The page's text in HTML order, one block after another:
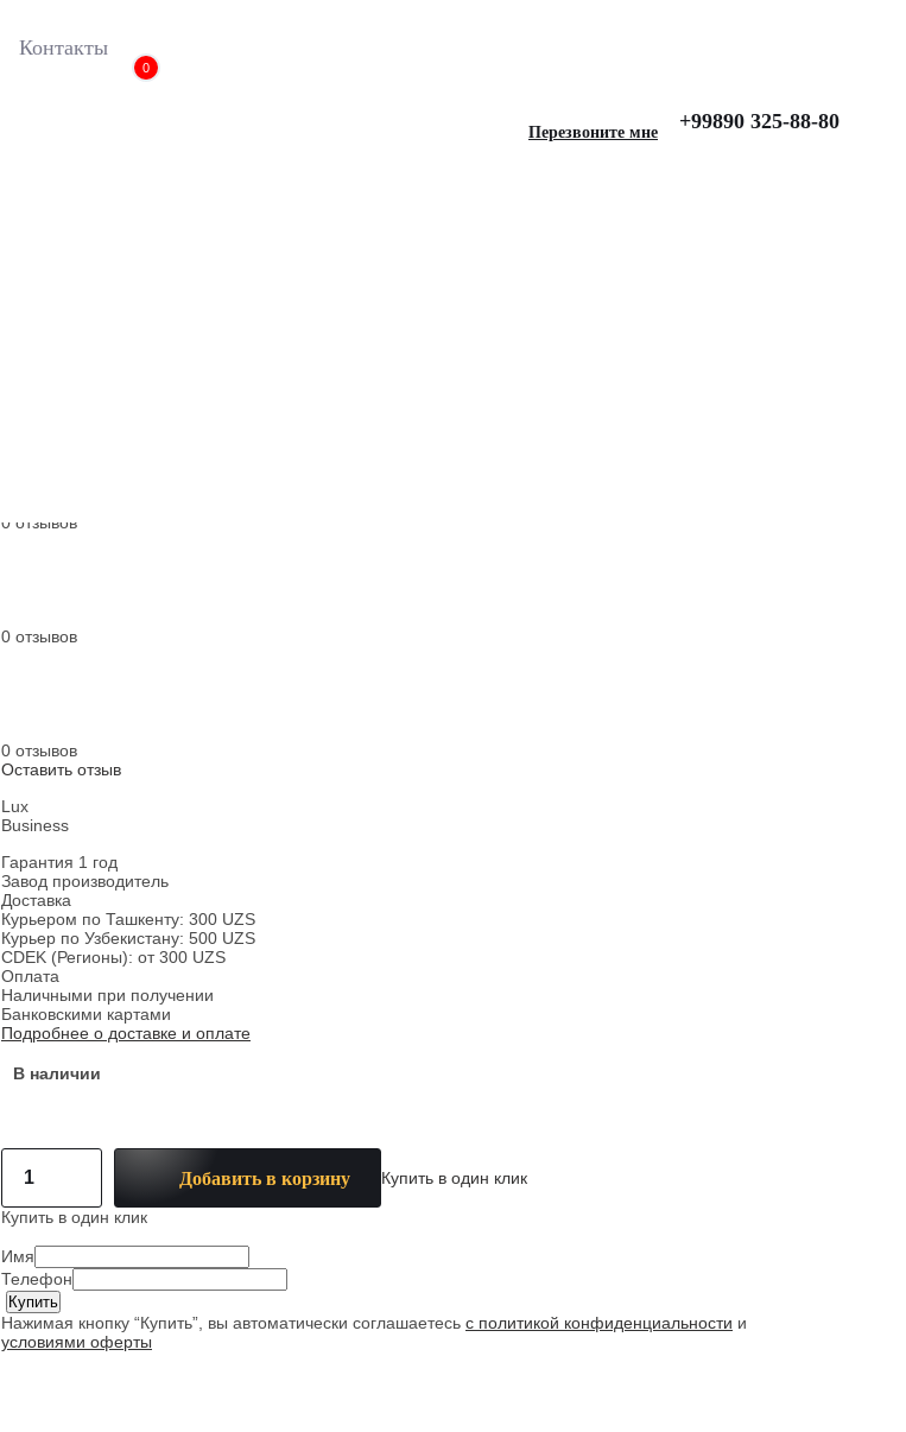
Контакты
0
+99890 325-88-80
Перезвоните мне
0 отзывов
0 отзывов
0 отзывов
Оставить отзыв
Lux
Business
Гарантия 1 год
Завод производитель
Доставка
Курьером по Ташкенту: 300 UZS
Курьер по Узбекистану: 500 UZS
CDEK (Регионы): от 300 UZS
Оплата
Наличными при получении
Банковскими картами
Подробнее о доставке и оплате
В наличии
Добавить в корзину Купить в один клик
Купить в один клик
Имя
Телефон
Нажимая кнопку “Купить”, вы автоматически соглашаетесь с политикой конфиденциальности и
условиями оферты